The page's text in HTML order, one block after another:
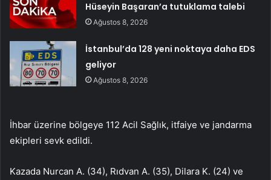
Hüseyin Başaran’a tutuklama talebi
Ağustos 8, 2026
İstanbul’da 128 yeni noktaya daha EDS
geliyor
Ağustos 8, 2026
İhbar üzerine bölgeye 112 Acil Sağlık, itfaiye ve jandarma
ekipleri sevk edildi.
Kazada Nurcan A. (34), Rıdvan A. (35), Dilara K. (24) ve